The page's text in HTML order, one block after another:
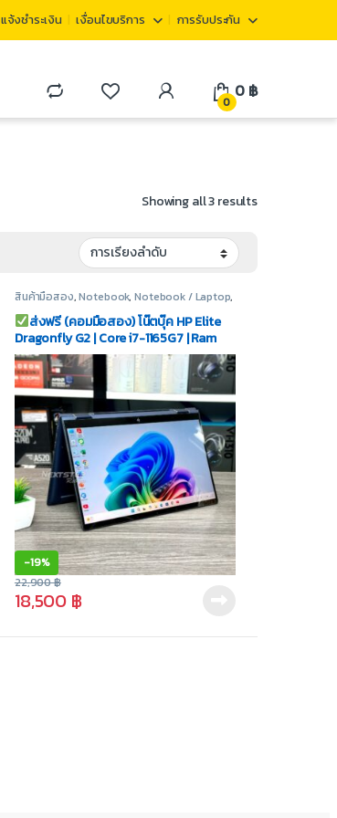
แจ้งชำระเงิน เงื่อนไขบริการ การรับประกัน
0
0 ฿
Showing all 3 results
สินค้ามือสอง,Notebook,Notebook / Laptop,
ส่งฟรี (คอมมือสอง) โน๊ตบุ๊ค HP Elite
Dragonfly G2 | Core i7-1165G7 | Ram
16GB | SSD M.2 512GB | Display
13.3″Touch | Wi-Fi 6
-19%
18,500 ฿
22,900฿